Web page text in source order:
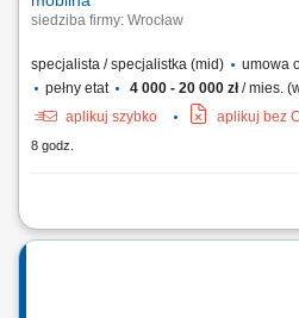
siedziba firmy: Wrocław
specjalista / specjalistka (mid)
umowa
pełny etat
4 000 - 20 000 zł/ mies.
aplikuj szybko
aplikuj bez
8 godz.
Opis stanowiska: Aktywne pozyskiwanie